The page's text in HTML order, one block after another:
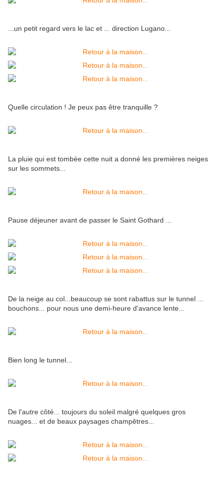
...un petit regard vers le lac et ... direction Lugano...
Quelle circulation ! Je peux pas être tranquille ?
La pluie qui est tombée cette nuit a donné les premières neiges
sur les sommets...
Pause déjeuner avant de passer le Saint Gothard ...
De la neige au col...beaucoup se sont rabattus sur le tunnel ...
bouchons... pour nous une demi-heure d'avance lente...
Bien long le tunnel...
De l'autre côté... toujours du soleil malgré quelques gros
nuages... et de beaux paysages champêtres...